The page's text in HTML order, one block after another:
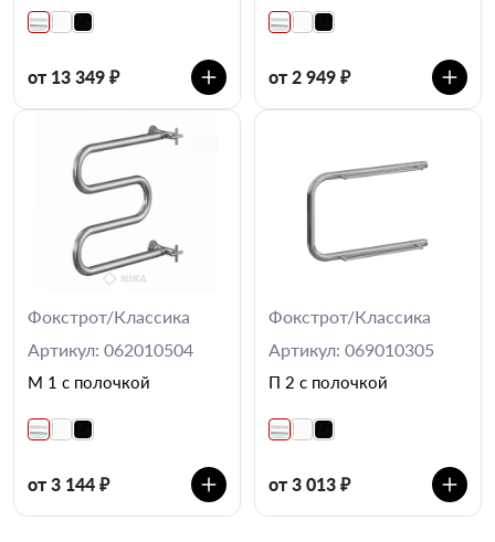
от 13 349 ₽ от 2 949 ₽
Фокстрот/Классика
Артикул: 062010504
М 1 с полочкой
от 3 144 ₽
Фокстрот/Классика
Артикул: 069010305
П 2 с полочкой
от 3 013 ₽